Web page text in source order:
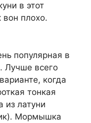
в этот
вон плохо.
популярная в
Лучше всего
когда
тонкая
из латуни
Мормышка